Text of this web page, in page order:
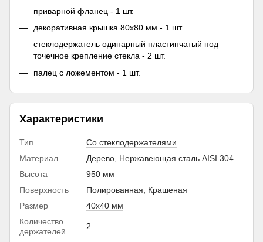
приварной фланец - 1 шт.
декоративная крышка 80х80 мм - 1 шт.
стеклодержатель одинарный пластинчатый под
точечное крепление стекла - 2 шт.
палец с ложементом - 1 шт.
Характеристики
Тип
Со стеклодержателями
Материал
Дерево Нержавеющая сталь AISI 304
Высота
950 мм
Поверхность
Полированная
Крашеная
Размер
40х40 мм
Количество
держателей
2